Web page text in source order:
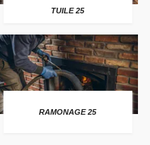
TUILE 25
RAMONAGE 25